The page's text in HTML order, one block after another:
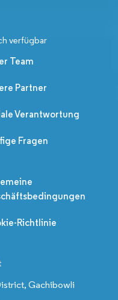
verfügbar
Team
Partner
Verantwortung
Fragen
Richtlinie
Gachibowli